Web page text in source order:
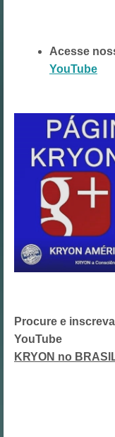
Acesse
YouTube
Procure e
YouTube
KRYON no